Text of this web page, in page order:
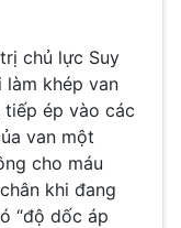
chủ lực Suy
làm khép van
ép vào các
van một
cho máu
khi đang
“độ dốc áp